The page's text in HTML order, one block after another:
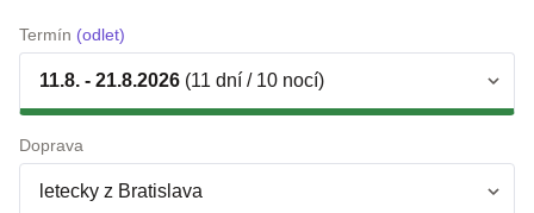
Termín (odlet)
11.8. - 21.8.2026 (11 dní / 10 nocí)
Doprava
letecky z Bratislava